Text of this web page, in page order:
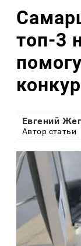
топ-3
Евгений
Автор статьи